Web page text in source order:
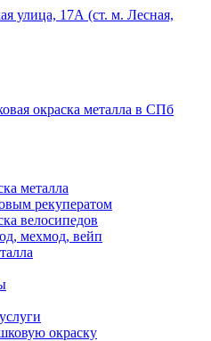
улица, 17А (ст. м. Лесная,
металла
рекуператом
велосипедов
мехмод, вейп
окраску